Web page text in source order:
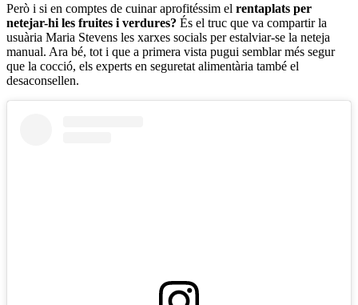
Però i si en comptes de cuinar aprofitéssim el rentaplats per
netejar-hi les fruites i verdures? És el truc que va compartir la
usuària Maria Stevens les xarxes socials per estalviar-se la neteja
manual. Ara bé, tot i que a primera vista pugui semblar més segur
que la cocció, els experts en seguretat alimentària també el
desaconsellen.